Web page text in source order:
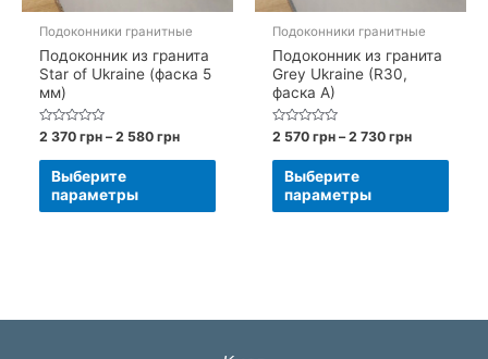
Подоконники гранитные
Подоконник из гранита
Star of Ukraine (фаска 5
мм)
Оценка
0
из
2 370грн – 2 580грнДиапазон
Выберите
параметры
Этот
выбрать
Подоконники гранитные
Подоконник из гранита
Grey Ukraine (R30,
фаска A)
Оценка
0
из
2 570грн – 2 730грнДиапазон
Выберите
параметры
Этот